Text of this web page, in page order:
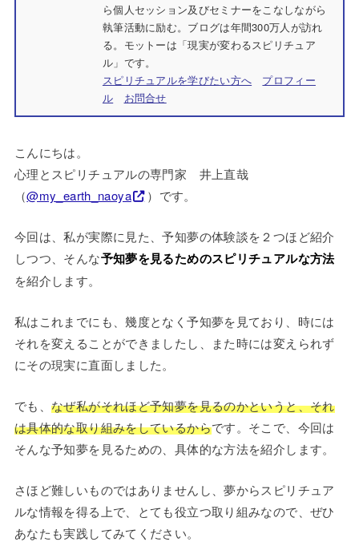
ら個人セッション及びセミナーをこなしながら
執筆活動に励む。ブログは年間300万人が訪れ
る。モットーは「現実が変わるスピリチュア
ル」です。
スピリチュアルを学びたい方へ
プロフィー
ル
お問合せ
こんにちは。
心理とスピリチュアルの専門家 井上直哉
（@my_earth_naoya ）です。
今回は、私が実際に見た、予知夢の体験談を２つほど紹介
しつつ、そんな予知夢を見るためのスピリチュアルな方法
を紹介します。
私はこれまでにも、幾度となく予知夢を見ており、時には
それを変えることができましたし、また時には変えられず
にその現実に直面しました。
でも、なぜ私がそれほど予知夢を見るのかというと、それ
は具体的な取り組みをしているからです。そこで、今回は
そんな予知夢を見るための、具体的な方法を紹介します。
さほど難しいものではありませんし、夢からスピリチュア
ルな情報を得る上で、とても役立つ取り組みなので、ぜひ
あなたも実践してみてください。